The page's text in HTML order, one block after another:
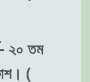
২০ তম
(